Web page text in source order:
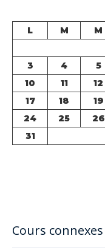
Cours connexes
L
M M
3
4 5
10
11 12
17
18 19
24
25 26
31